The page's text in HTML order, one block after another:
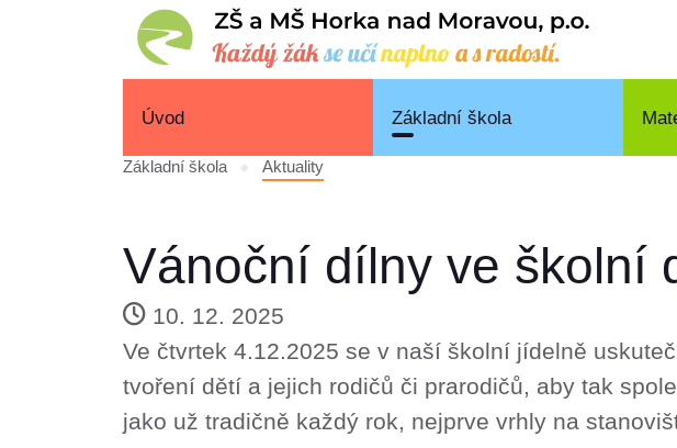
Úvod Základní škola
Základní škola Aktuality
Vánoční dílny ve školní
10. 12. 2025
Ve čtvrtek 4.12.2025 se v naší školní jídelně
tvoření dětí a jejich rodičů či prarodičů, aby tak
jako už tradičně každý rok, nejprve vrhly na